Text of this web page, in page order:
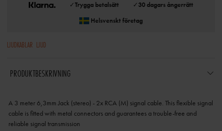
✓Trygga betalsätt ✓30 dagars ångerrätt
Helsvenskt företag
LJUDKABLAR LJUD
PRODUKTBESKRIVNING
A 3 meter 6,3mm Jack (stereo) - 2x RCA (M) signal cable. This flexible signal
cable is fitted with metal connectors and guarantees a trouble-free and
reliable signal transmission